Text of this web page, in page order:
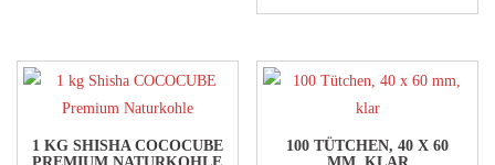
1 KG SHISHA COCOCUBE
100 TÜTCHEN, 40 X 60